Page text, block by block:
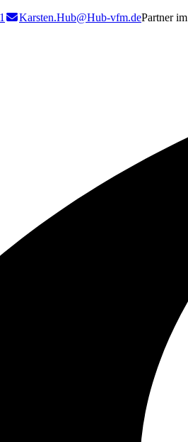
Karsten.Hub@Hub-vfm.dePartner im